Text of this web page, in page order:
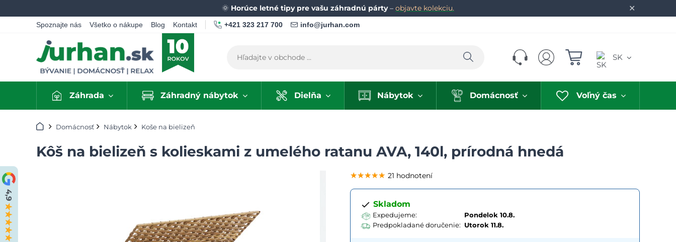
✕
🌞 Horúce letné tipy pre vašu záhradnú párty– objavte kolekciu.
Spoznajte nás Všetko o nákupe Blog Kontakt +421 323 217 700 info@jurhan.com
Hľadať SK
Záhrada Záhradný nábytok Dielňa Nábytok Domácnosť Voľný čas
Úvod Domácnosť Nábytok Koše na bielizeň
Kôš na bielizeň s kolieskami z umelého ratanu AVA, 140l, prírodná hnedá
★★★★★
★★★★★
★★★★★ 21 hodnotení
Skladom
Expedujeme:
Pondelok 10.8.
Predpokladané doručenie: Utorok 11.8.